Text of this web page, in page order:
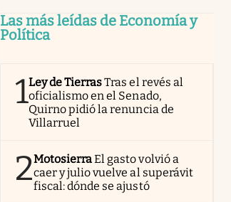
Las más leídas de Economía y
Política
1Ley de TierrasTras el revés al
oficialismo en el Senado,
Quirno pidió la renuncia de
Villarruel
2MotosierraEl gasto volvió a
caer y julio vuelve al superávit
fiscal: dónde se ajustó